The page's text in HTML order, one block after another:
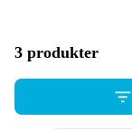
3 produkter